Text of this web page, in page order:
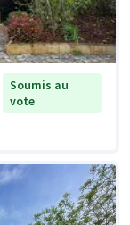
Soumis au
vote